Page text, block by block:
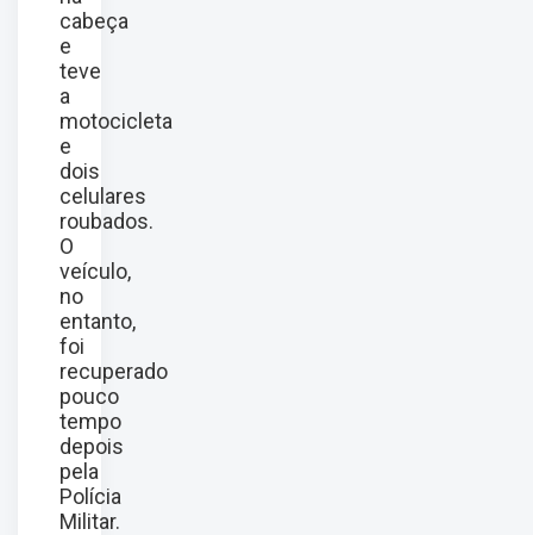
cabeça
e
teve
a
motocicleta
e
dois
celulares
roubados.
O
veículo,
no
entanto,
foi
recuperado
pouco
tempo
depois
pela
Polícia
Militar.